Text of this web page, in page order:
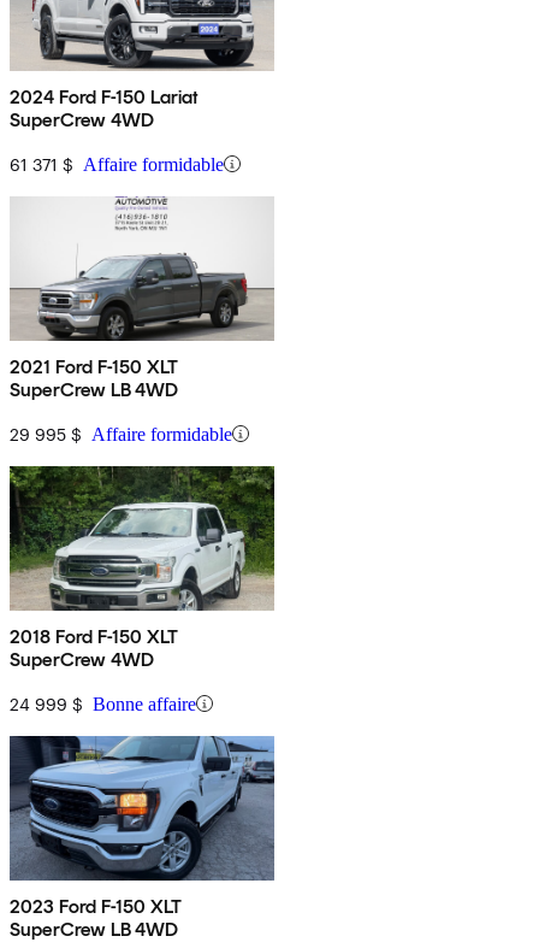
2024 Ford F-150 Lariat
SuperCrew 4WD
61 371 $ Affaire formidable
2021 Ford F-150 XLT
SuperCrew LB 4WD
29 995 $ Affaire formidable
2018 Ford F-150 XLT
SuperCrew 4WD
24 999 $ Bonne affaire
2023 Ford F-150 XLT
SuperCrew LB 4WD